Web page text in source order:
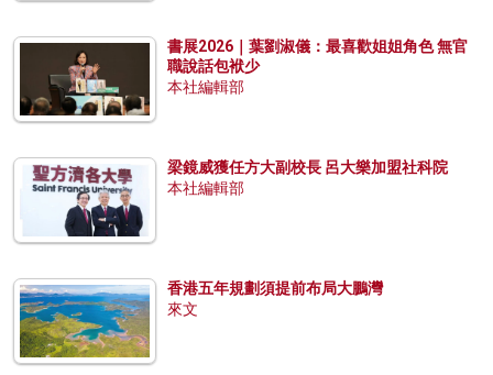
書展2026｜葉劉淑儀：最喜歡姐姐角色 無官
職說話包袱少
本社編輯部
梁鏡威獲任方大副校長 呂大樂加盟社科院
本社編輯部
香港五年規劃須提前布局大鵬灣
來文